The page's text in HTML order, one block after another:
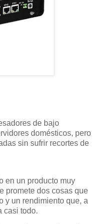
de bajo
domésticos, pero
sin sufrir recortes de
en un producto muy
promete dos cosas que
y un rendimiento que, a
casi todo.